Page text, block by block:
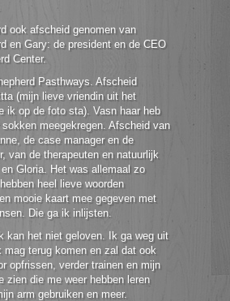
ook afscheid genomen van
en Gary: de president en de CEO
Center.
Pasthways. Afscheid
(mijn lieve vriendin uit het
ik op de foto sta). Vasn haar heb
meegekregen. Afscheid van
de case manager en de
van de therapeuten en natuurlijk
Gloria. Het was allemaal zo
heel lieve woorden
mooie kaart mee gegeven met
Die ga ik inlijsten.
kan het niet geloven. Ik ga weg uit
mag terug komen en zal dat ook
opfrissen, verder trainen en mijn
zien die me weer hebben leren
arm gebruiken en meer.